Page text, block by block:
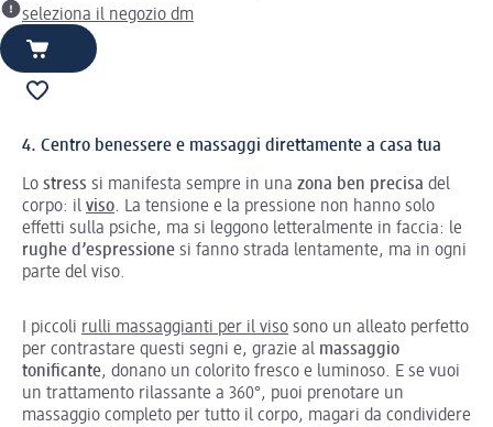
seleziona il negozio dm
4. Centro benessere e massaggi direttamente a casa tua
Lo stress si manifesta sempre in una zona ben precisa del
corpo: il viso. La tensione e la pressione non hanno solo
effetti sulla psiche, ma si leggono letteralmente in faccia: le
rughe d’espressione si fanno strada lentamente, ma in ogni
parte del viso.
I piccoli rulli massaggianti per il viso sono un alleato perfetto
per contrastare questi segni e, grazie al massaggio
tonificante, donano un colorito fresco e luminoso. E se vuoi
un trattamento rilassante a 360°, puoi prenotare un
massaggio completo per tutto il corpo, magari da condividere